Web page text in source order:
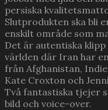
persiska
Slutprodukten ska bli
enskilt område som
Det är autentiska
världen där Iran har
från Afghanistan,
Kate Croxton och
Två fantastiska tjejer
bild och voice-over.